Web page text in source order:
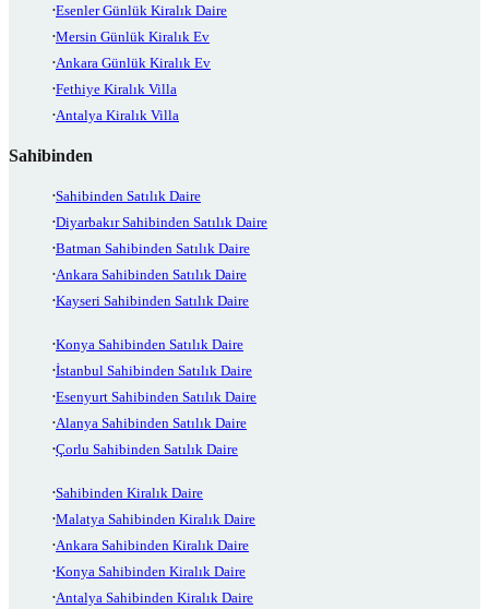
Esenler Günlük Kiralık Daire
Mersin Günlük Kiralık Ev
Ankara Günlük Kiralık Ev
Fethiye Kiralık Villa
Antalya Kiralık Villa
Sahibinden
Sahibinden Satılık Daire
Diyarbakır Sahibinden Satılık Daire
Batman Sahibinden Satılık Daire
Ankara Sahibinden Satılık Daire
Kayseri Sahibinden Satılık Daire
Konya Sahibinden Satılık Daire
İstanbul Sahibinden Satılık Daire
Esenyurt Sahibinden Satılık Daire
Alanya Sahibinden Satılık Daire
Çorlu Sahibinden Satılık Daire
Sahibinden Kiralık Daire
Malatya Sahibinden Kiralık Daire
Ankara Sahibinden Kiralık Daire
Konya Sahibinden Kiralık Daire
Antalya Sahibinden Kiralık Daire